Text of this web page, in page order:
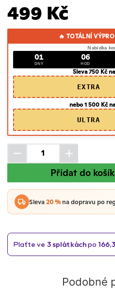
499 Kč
🔥 TOTÁLNÍ
Nabídka
01
DNY
06
HOD
Sleva 750 Kč
EXTRA
nebo 1 500 Kč
ULTRA
Přidat do
Sleva20 %na dopravu po
Podobné